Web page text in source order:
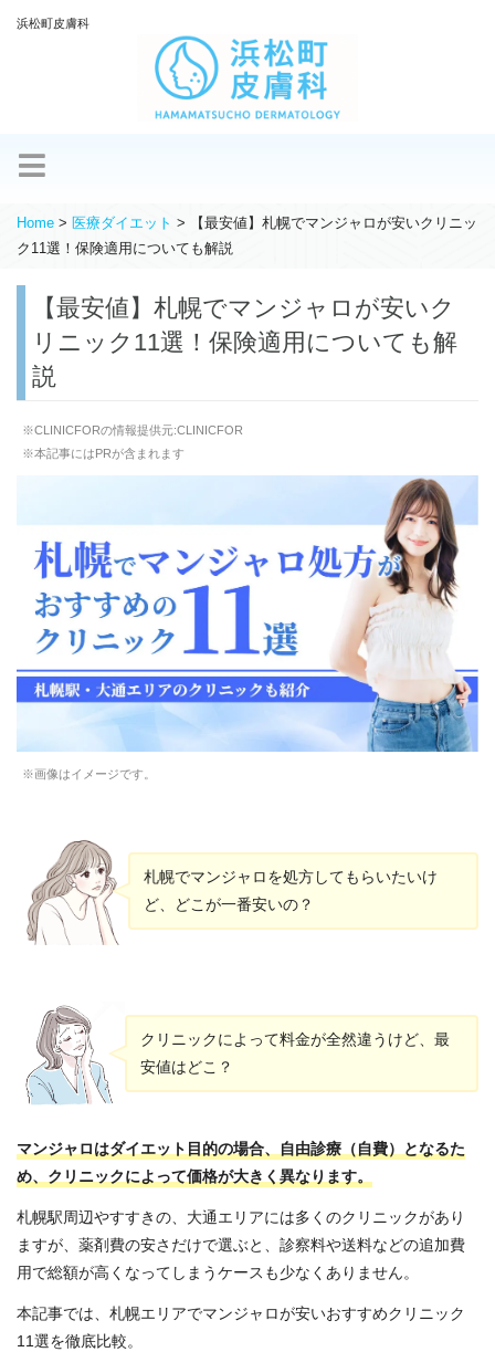
浜松町皮膚科
Home > 医療ダイエット >
【最安値】札幌でマンジャロが安いクリニッ
ク11選！保険適用についても解説
【最安値】札幌でマンジャロが安いク
リニック11選！保険適用についても解
説
※CLINICFORの情報提供元:CLINICFOR
※本記事にはPRが含まれます
※画像はイメージです。
札幌でマンジャロを処方してもらいたいけ
ど、どこが一番安いの？
クリニックによって料金が全然違うけど、最
安値はどこ？
マンジャロはダイエット目的の場合、自由診療（自費）となるた
め、クリニックによって価格が大きく異なります。
札幌駅周辺やすすきの、大通エリアには多くのクリニックがあり
ますが、薬剤費の安さだけで選ぶと、診察料や送料などの追加費
用で総額が高くなってしまうケースも少なくありません。
本記事では、札幌エリアでマンジャロが安いおすすめクリニック
11選を徹底比較。